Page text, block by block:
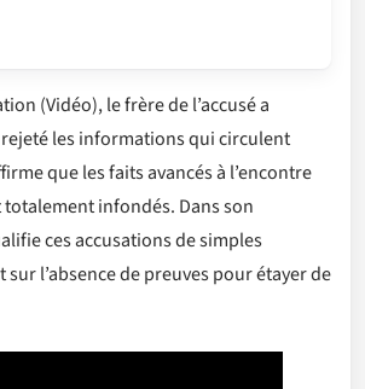
(Vidéo), le frère de l’accusé a
les informations qui circulent
que les faits avancés à l’encontre
totalement infondés. Dans son
ces accusations de simples
l’absence de preuves pour étayer de